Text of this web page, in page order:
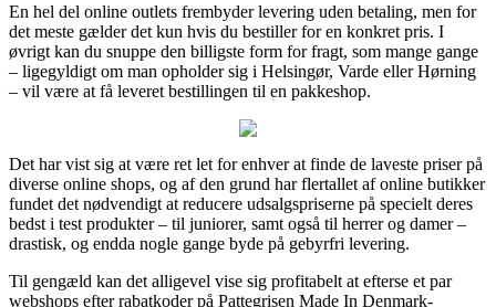
En hel del online outlets frembyder levering uden betaling, men for
det meste gælder det kun hvis du bestiller for en konkret pris. I
øvrigt kan du snuppe den billigste form for fragt, som mange gange
– ligegyldigt om man opholder sig i Helsingør, Varde eller Hørning
– vil være at få leveret bestillingen til en pakkeshop.
Det har vist sig at være ret let for enhver at finde de laveste priser på
diverse online shops, og af den grund har flertallet af online butikker
fundet det nødvendigt at reducere udsalgspriserne på specielt deres
bedst i test produkter – til juniorer, samt også til herrer og damer –
drastisk, og endda nogle gange byde på gebyrfri levering.
Til gengæld kan det alligevel vise sig profitabelt at efterse et par
webshops efter rabatkoder på Pattegrisen Made In Denmark-